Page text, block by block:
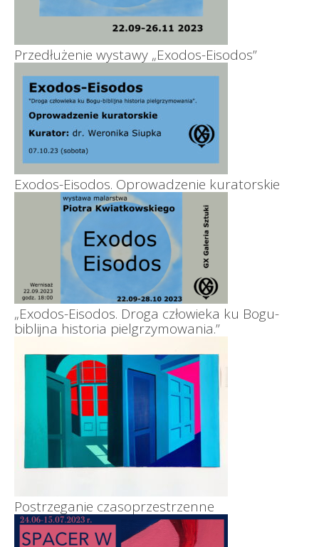
Przedłużenie wystawy „Exodos-Eisodos”
Exodos-Eisodos. Oprowadzenie kuratorskie
„Exodos-Eisodos. Droga człowieka ku Bogu-
biblijna historia pielgrzymowania.”
Postrzeganie czasoprzestrzenne